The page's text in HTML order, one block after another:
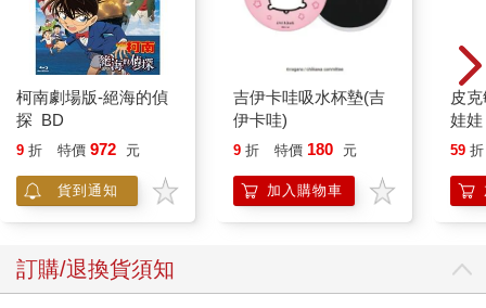
柯南劇場版-絕海的偵
探 BD
9 折 特價 972 元
貨到通知
吉伊卡哇吸水杯墊(吉
伊卡哇)
9 折 特價 180 元
加入購物車
皮
娃
子
易
59 折
訂購/退換貨須知